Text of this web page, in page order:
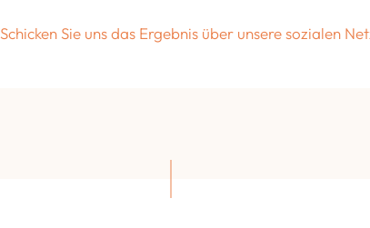
Schicken Sie uns das Ergebnis über unsere sozialen